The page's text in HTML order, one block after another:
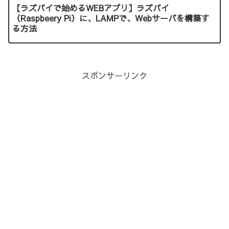
【ラズパイで始めるWEBアプリ】ラズパイ
（Raspbeery Pi）に、LAMPで、Webサーバを構築す
る方法
スポンサーリンク